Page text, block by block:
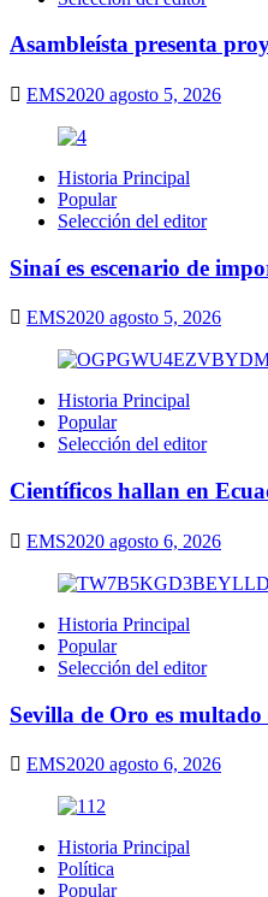
Asambleísta presenta
EMS2020 agosto 5, 2026
Historia Principal
Popular
Selección del editor
Sinaí es escenario de
EMS2020 agosto 5, 2026
Historia Principal
Popular
Selección del editor
Científicos hallan en
EMS2020 agosto 6, 2026
Historia Principal
Popular
Selección del editor
Sevilla de Oro es
EMS2020 agosto 6, 2026
Historia Principal
Política
Popular